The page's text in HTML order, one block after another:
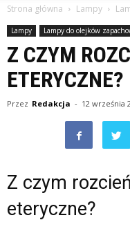
Strona główna Lampy
Lampy Lampy do olejków
Z CZYM
ETERYCZNE?
Przez Redakcja - 12 września
Z czym
eteryczne?